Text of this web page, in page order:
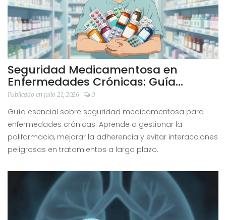
Seguridad Medicamentosa en
Enfermedades Crónicas: Guía
Práctica para el Uso Prolongado
Publicado en julio 21, 2026 0
Guía esencial sobre seguridad medicamentosa para
enfermedades crónicas. Aprende a gestionar la
polifarmacia, mejorar la adherencia y evitar interacciones
peligrosas en tratamientos a largo plazo.